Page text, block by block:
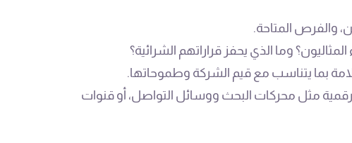
والفرص المتاحة.
وما الذي يحفز قراراتهم الشرائية؟
بما يتناسب مع قيم الشركة وطموحاتها.
مثل محركات البحث ووسائل التواصل، أو قنوات